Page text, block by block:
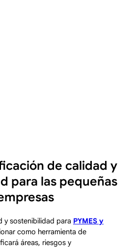
de calidad y
para las pequeñas
y sostenibilidad para PYMES y
como herramienta de
áreas, riesgos y